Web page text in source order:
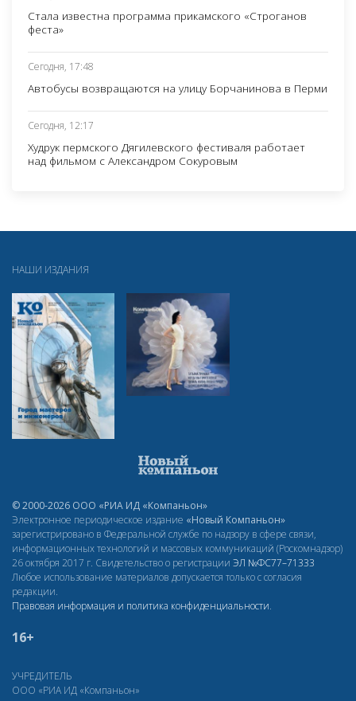
Стала известна программа прикамского «Строганов
феста»
Сегодня, 17:48
Автобусы возвращаются на улицу Борчанинова в Перми
Сегодня, 12:17
Худрук пермского Дягилевского фестиваля работает
над фильмом с Александром Сокуровым
НАШИ ИЗДАНИЯ
© 2000-2026 ООО «РИА ИД «Компаньон»
Электронное периодическое издание «Новый Компаньон»
зарегистрировано в Федеральной службе по надзору в сфере связи,
информационных технологий и массовых коммуникаций (Роскомнадзор)
26 октября 2017 г. Свидетельство о регистрации ЭЛ №ФС77–71333
Любое использование материалов допускается только с согласия
редакции.
Правовая информация и политика конфиденциальности.
16+
УЧРЕДИТЕЛЬ
ООО «РИА ИД «Компаньон»